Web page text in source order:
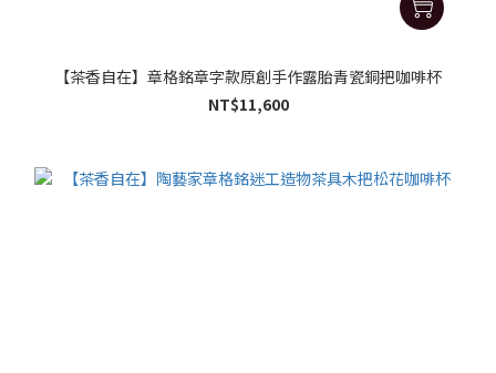
【茶香自在】章格銘章字款原創手作露胎青瓷銅把咖啡杯
NT$11,600